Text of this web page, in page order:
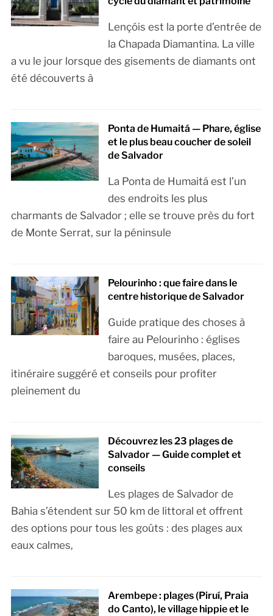
Lençóis est la porte d’entrée de
la Chapada Diamantina. La ville
a vu le jour lorsque des gisements de diamants ont
été découverts à
Ponta de Humaitá — Phare, église
et le plus beau coucher de soleil
de Salvador
La Ponta de Humaitá est l’un
des endroits les plus
charmants de Salvador ; elle se trouve près du fort
de Monte Serrat, sur la péninsule
Pelourinho : que faire dans le
centre historique de Salvador
Guide pratique des choses à
faire au Pelourinho : églises
baroques, musées, places,
itinéraire suggéré et conseils pour profiter
pleinement du
Découvrez les 23 plages de
Salvador — Guide complet et
conseils
Les plages de Salvador de
Bahia s’étendent sur 50 km de littoral et offrent
des options pour tous les goûts : des plages aux
eaux calmes,
Arembepe : plages (Piruí, Praia
do Canto), le village hippie et le